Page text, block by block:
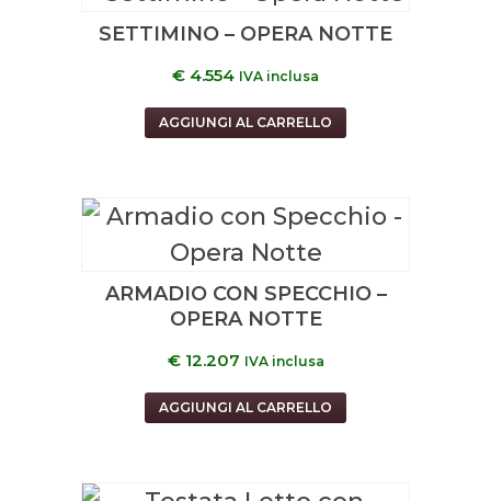
SETTIMINO – OPERA NOTTE
€ 4.554 IVA inclusa
AGGIUNGI AL CARRELLO
ARMADIO CON SPECCHIO –
OPERA NOTTE
€12.207 IVA inclusa
AGGIUNGI AL CARRELLO